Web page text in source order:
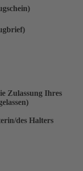
Zulassung Ihres
des Halters